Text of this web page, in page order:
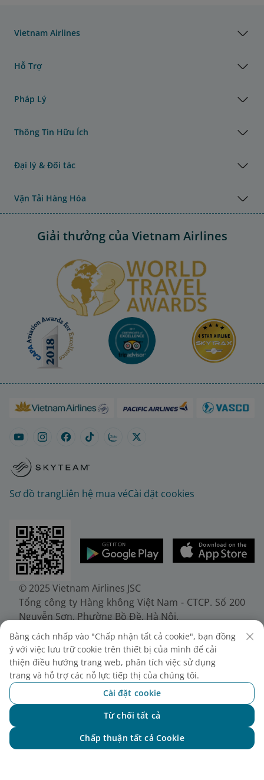
Vietnam Airlines
Hỗ Trợ
Pháp Lý
Thông Tin Hữu Ích
Đại lý & Đối tác
Vận Tải Hàng Hóa
Giải thưởng của Vietnam Airlines
Sơ đồ trangLiên hệ mua véCài đặt cookies
© 2025 Vietnam Airlines JSC
Tổng công ty Hàng không Việt Nam - CTCP. Số 200
Nguyễn Sơn, Phường Bồ Đề, Hà Nội.
Điện thoại: (+84-24) 38272289. Fax: (+84-24)
38722375
Giấy chứng nhận đăng ký doanh nghiệp, mã số
doanh nghiệp 0100107518, đăng ký lần đầu ngày
30/6/2010, đăng ký thay đổi lần thứ 10 ngày
24/7/2025, cấp bởi Sở Tài chính Thành phố Hà Nội.
Bằng cách nhấp vào "Chấp nhận tất cả cookie", bạn đồng
ý với việc lưu trữ cookie trên thiết bị của mình để cải
thiện điều hướng trang web, phân tích việc sử dụng
trang và hỗ trợ các nỗ lực tiếp thị của chúng tôi.
Cài đặt cookie
Từ chối tất cả
Chấp thuận tất cả Cookie